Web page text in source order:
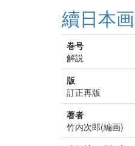
續日本
巻号
解説
版
訂正再版
著者
竹内次郎(編画)